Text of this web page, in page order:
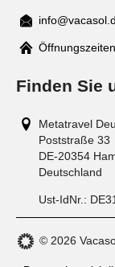
Mail
Öffnungszeiten
Finden Sie
Metatravel
Poststraße 33
DE-20354
Deutschland
Ust-IdNr.:
© 2026